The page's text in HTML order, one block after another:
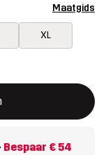
Maatgids
XL
van een
Bespaar € 54